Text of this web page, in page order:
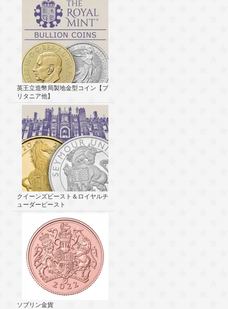
英王立造幣局製地金型コイン【ブ
リタニア他】
クイーンズビースト＆ロイヤルチ
ューダービースト
ソブリン金貨